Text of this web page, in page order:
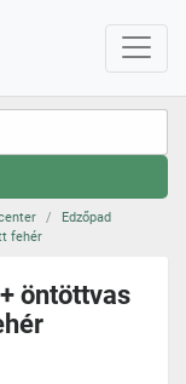
Edzőpad
fehér
öntöttvas